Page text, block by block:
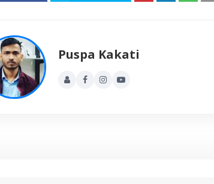
Puspa Kakati